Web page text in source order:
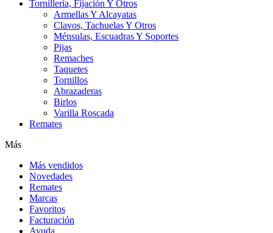
Tornillería, Fijación Y Otros
Armellas Y Alcayatas
Clavos, Tachuelas Y Otros
Ménsulas, Escuadras Y Soportes
Pijas
Remaches
Taquetes
Tornillos
Abrazaderas
Birlos
Varilla Roscada
Remates
Más
Más vendidos
Novedades
Remates
Marcas
Favoritos
Facturación
Ayuda